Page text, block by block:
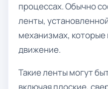
процессах. Обычно
ленты,
механизмах, которые
движение.
Такие ленты могут